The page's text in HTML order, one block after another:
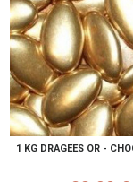
1 KG DRAGEES OR -